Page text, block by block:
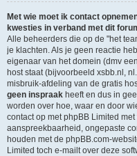
Met wie moet ik contact
kwesties in verband met dit
Alle beheerders die op de "het
je klachten. Als je geen reactie
eigenaar van het domein (dmv een
host staat (bijvoorbeeld xsbb.nl,
misbruik-afdeling van de gratis
geen inspraak heeft en dus in
worden over hoe, waar en door
contact op met phpBB Limited
aanspreekbaarheid, ongepaste
houden met de phpBB.com-
Limited toch e-mailt over deze